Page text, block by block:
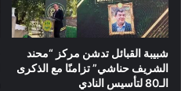
شبيبة القبائل تدشن مركز “محند
الشريف حناشي” تزامنًا مع الذكرى
الـ80 لتأسيس النادي